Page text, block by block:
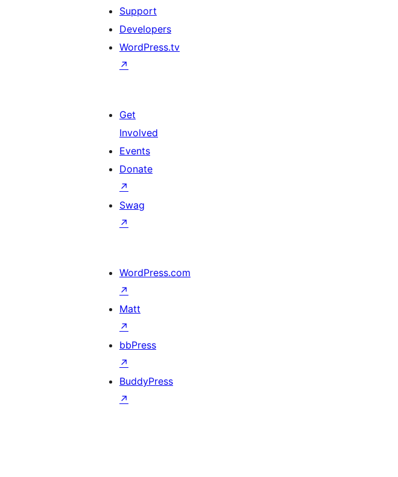
Support
Developers
WordPress.tv
↗
Get
Involved
Events
Donate
↗
Swag
↗
WordPress.com
↗
Matt
↗
bbPress
↗
BuddyPress
↗